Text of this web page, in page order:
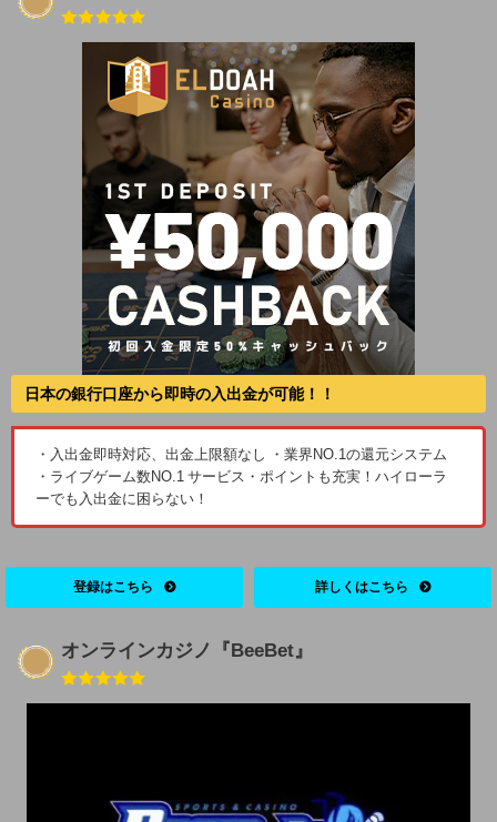
日本の銀行口座から即時の入出金が可能！！
・入出金即時対応、出金上限額なし ・業界NO.1の還元システム
・ライブゲーム数NO.1 サービス・ポイントも充実！ハイローラ
ーでも入出金に困らない！
登録はこちら 詳しくはこちら
オンラインカジノ『BeeBet』